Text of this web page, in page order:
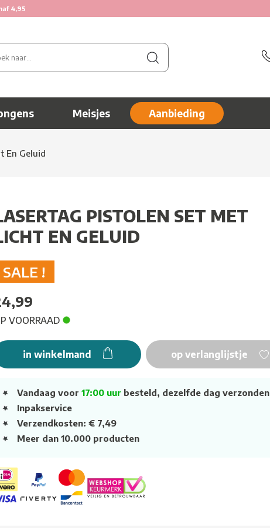
4,95
Meisjes Aanbieding
En Geluid
PISTOLEN SET MET
EN GELUID
SALE !
VOORRAAD
in winkelmand op verlanglijstje
Vandaag voor 17:00 uur besteld, dezelfde dag verzonden
Inpakservice
Verzendkosten: € 7,49
Meer dan 10.000 producten